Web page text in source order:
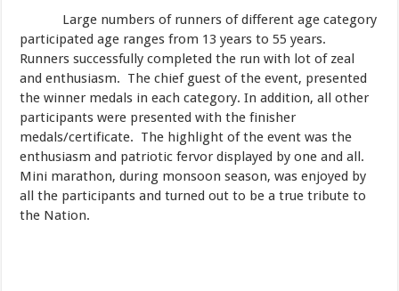
Large numbers of runners of different age category
participated age ranges from 13 years to 55 years.
Runners successfully completed the run with lot of zeal
and enthusiasm. The chief guest of the event, presented
the winner medals in each category. In addition, all other
participants were presented with the finisher
medals/certificate. The highlight of the event was the
enthusiasm and patriotic fervor displayed by one and all.
Mini marathon, during monsoon season, was enjoyed by
all the participants and turned out to be a true tribute to
the Nation.